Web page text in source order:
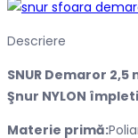
Descriere
SNUR Demaror 2,5
Şnur NYLON
Materie primă: